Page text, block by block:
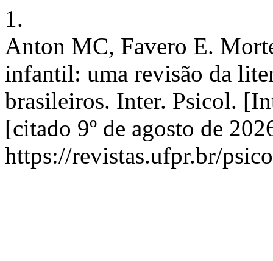
1.
Anton MC, Favero E.
infantil: uma revisão da
brasileiros. Inter. Psicol.
[citado 9º de agosto de
https://revistas.ufpr.br/